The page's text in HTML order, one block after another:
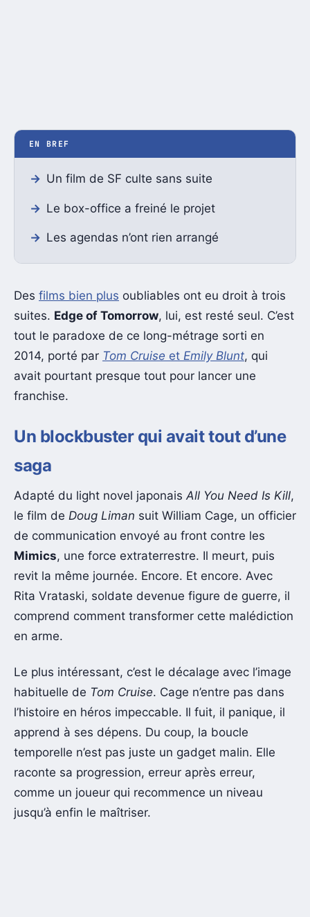
EN BREF
Un film de SF culte sans suite
Le box-office a freiné le projet
Les agendas n’ont rien arrangé
Des films bien plus oubliables ont eu droit à trois
suites. Edge of Tomorrow, lui, est resté seul. C’est
tout le paradoxe de ce long-métrage sorti en
2014, porté par Tom Cruise et Emily Blunt, qui
avait pourtant presque tout pour lancer une
franchise.
Un blockbuster qui avait tout d’une
saga
Adapté du light novel japonaisAll You Need Is Kill,
le film de Doug Liman suit William Cage, un officier
de communication envoyé au front contre les
Mimics, une force extraterrestre. Il meurt, puis
revit la même journée. Encore. Et encore. Avec
Rita Vrataski, soldate devenue figure de guerre, il
comprend comment transformer cette malédiction
en arme.
Le plus intéressant, c’est le décalage avec l’image
habituelle de Tom Cruise. Cage n’entre pas dans
l’histoire en héros impeccable. Il fuit, il panique, il
apprend à ses dépens. Du coup, la boucle
temporelle n’est pas juste un gadget malin. Elle
raconte sa progression, erreur après erreur,
comme un joueur qui recommence un niveau
jusqu’à enfin le maîtriser.